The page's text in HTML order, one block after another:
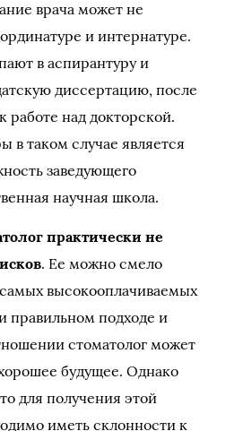
врача может не
и интернатуре.
в аспирантуру и
диссертацию, после
работе над докторской.
в таком случае является
заведующего
научная школа.
практически не
. Ее можно смело
высокооплачиваемых
правильном подходе и
стоматолог может
будущее. Однако
для получения этой
иметь склонности к